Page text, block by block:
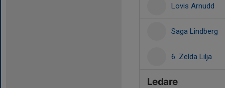
Lovis Arnudd
Saga Lindberg
6. Zelda Lilja
Ledare